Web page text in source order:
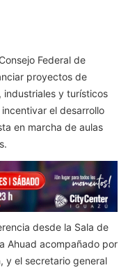
Federal de
proyectos de
industriales y turísticos
el desarrollo
en marcha de aulas
desde la Sala de
Ahuad acompañado por
y el secretario general